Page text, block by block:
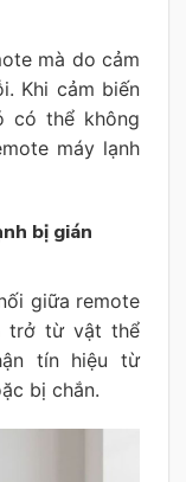
mà do cảm
Khi cảm biến
có thể không
máy lạnh
bị gián
giữa remote
trở từ vật thể
tín hiệu từ
bị chắn.